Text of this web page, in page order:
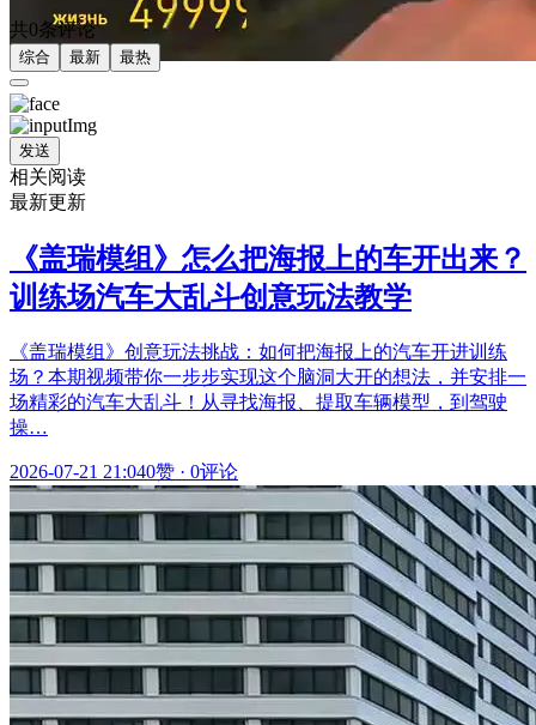
共0条评论
综合 最新 最热
发送
相关阅读
最新更新
《盖瑞模组》怎么把海报上的车开出来？
训练场汽车大乱斗创意玩法教学
《盖瑞模组》创意玩法挑战：如何把海报上的汽车开进训练
场？本期视频带你一步步实现这个脑洞大开的想法，并安排一
场精彩的汽车大乱斗！从寻找海报、提取车辆模型，到驾驶
操…
2026-07-21 21:040赞 · 0评论